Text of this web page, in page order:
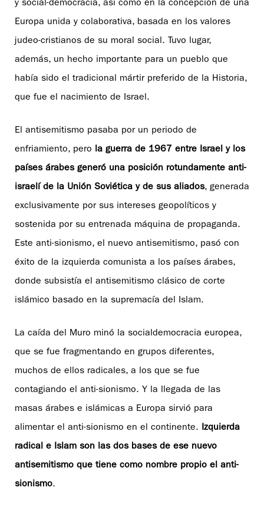
y social-democracia, así como en la concepción de una
Europa unida y colaborativa, basada en los valores
judeo-cristianos de su moral social. Tuvo lugar,
además, un hecho importante para un pueblo que
había sido el tradicional mártir preferido de la Historia,
que fue el nacimiento de Israel.
El antisemitismo pasaba por un periodo de
enfriamiento, pero la guerra de 1967 entre Israel y los
países árabes generó una posición rotundamente anti-
israelí de la Unión Soviética y de sus aliados, generada
exclusivamente por sus intereses geopolíticos y
sostenida por su entrenada máquina de propaganda.
Este anti-sionismo, el nuevo antisemitismo, pasó con
éxito de la izquierda comunista a los países árabes,
donde subsistía el antisemitismo clásico de corte
islámico basado en la supremacía del Islam.
La caída del Muro minó la socialdemocracia europea,
que se fue fragmentando en grupos diferentes,
muchos de ellos radicales, a los que se fue
contagiando el anti-sionismo. Y la llegada de las
masas árabes e islámicas a Europa sirvió para
alimentar el anti-sionismo en el continente. Izquierda
radical e Islam son las dos bases de ese nuevo
antisemitismo que tiene como nombre propio el anti-
sionismo.